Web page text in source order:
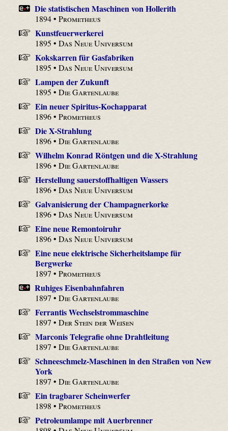
Die statistischen Maschinen von Hollerith
1894 •Prometheus
Kunstfeuerwerkerei
1895 •Das Neue Universum
Kokskarren für Gasfabriken
1895 •Das Neue Universum
Lampen der Zukunft
1895 •Die Gartenlaube
Ein neuer Spiritus-Kochapparat
1896 •Prometheus
Die X-Strahlung
1896 •Die Gartenlaube
Wilhelm Konrad Röntgen und die X-Strahlung
1896 •Die Gartenlaube
Herstellung sauerstoffhaltigen Wassers
1896 •Das Neue Universum
Galvanisierung der Champagnerkorke
1896 •Das Neue Universum
Eine neue Remontoiruhr
1896 •Das Neue Universum
Eine neue elektrische Sicherheitslampe für
Bergwerke
1897 •Prometheus
Ruhiges Eisenbahnfahren
1897 •Die Gartenlaube
Ferrantis Wechselstrommaschine
1897 •Der Stein der Weisen
Marconis Telegrafie ohne Drahtleitung
1897 •Die Gartenlaube
Schneeschmelz-Maschinen in den Straßen von New
York
1897 •Die Gartenlaube
Ein tragbarer Scheinwerfer
1898 •Prometheus
Petroleumlampe mit Auerbrenner